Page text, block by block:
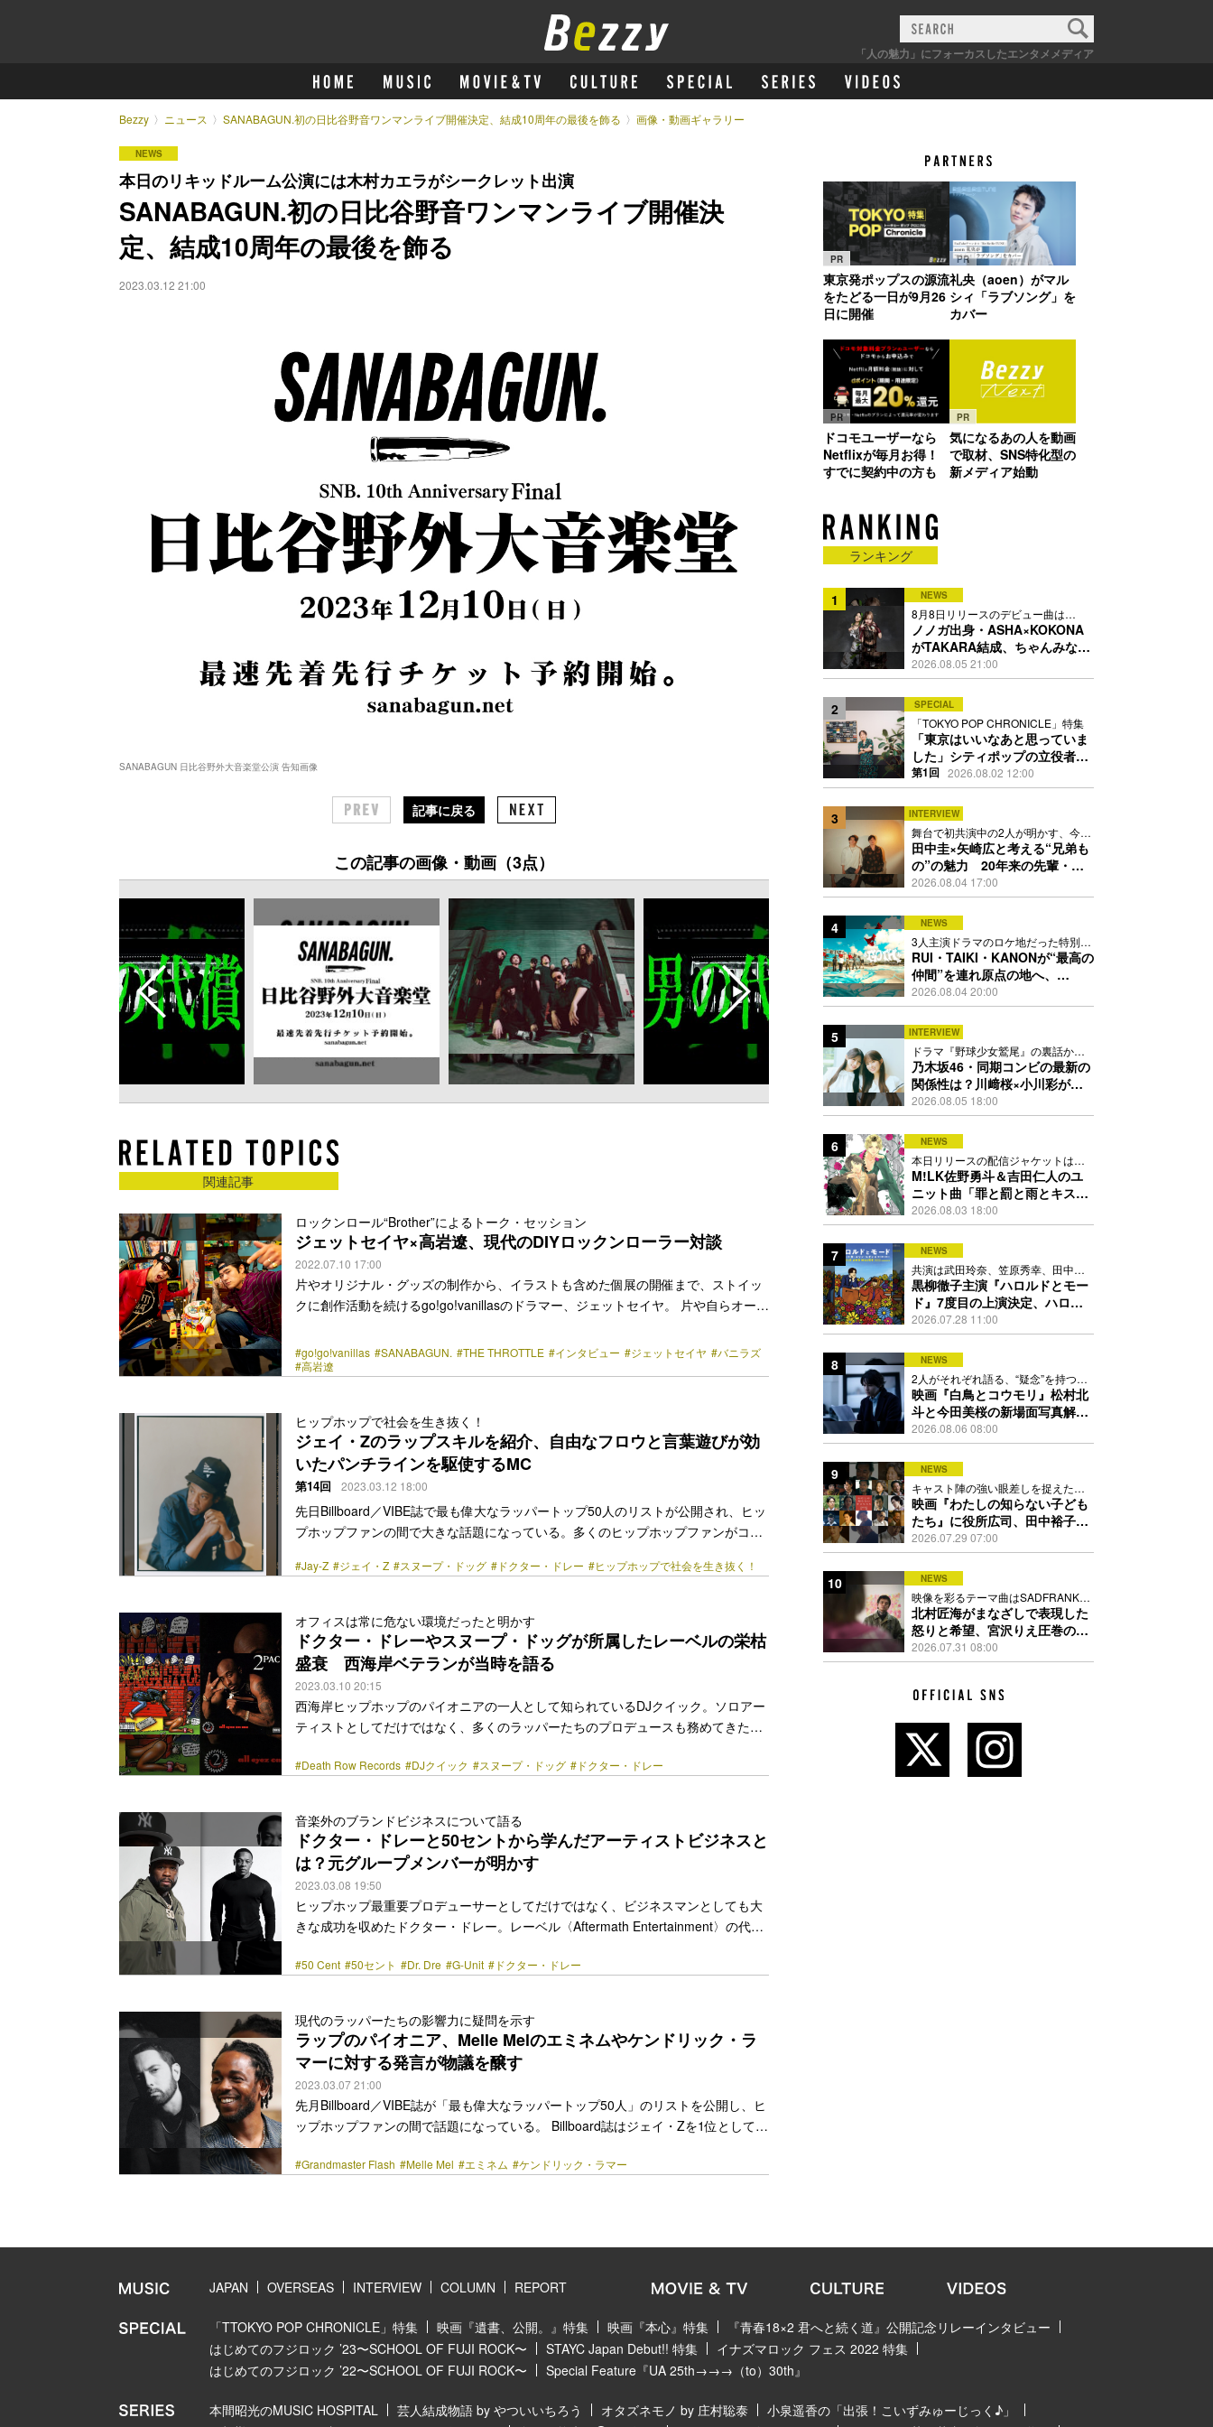
「人の魅力」にフォーカスしたエンタメメディア
Bezzy ニュース SANABAGUN.初の日比谷野音ワンマンライブ開催決定、結成10周年の最後を飾る 画像・動画ギャラリー
NEWS
本日のリキッドルーム公演には木村カエラがシークレット出演
SANABAGUN.初の日比谷野音ワンマンライブ開催決
定、結成10周年の最後を飾る
2023.03.12 21:00
SANABAGUN 日比谷野外大音楽堂公演 告知画像
記事に戻る
この記事の画像・動画（3点）
関連記事
ロックンロール“Brother”によるトーク・セッション
ジェットセイヤ×高岩遼、現代のDIYロックンローラー対談
2022.07.10 17:00
片やオリジナル・グッズの制作から、イラストも含めた個展の開催まで、ストイッ
クに創作活動を続けるgo!go!vanillasのドラマー、ジェットセイヤ。 片や自らオーナ
junk store Brother”（通称Brother）で自作の改造おもちゃを販売するTHE
THROTTLE、SANABAGUN.のフロントマン、ジャズマンでエンターテイナーの高
ちろんセッションの舞… <a class="more-link"
href="https://bezzy.jp/2022/07/3084/"></a>
#go!go!vanillas #SANABAGUN. #THE THROTTLE #インタビュー #ジェットセイヤ #バニラズ
#高岩遼
ヒップホップで社会を生き抜く！
ジェイ・Zのラップスキルを紹介、自由なフロウと言葉遊びが効
いたパンチラインを駆使するMC
第14回 2023.03.12 18:00
先日Billboard／VIBE誌で最も偉大なラッパートップ50人のリストが公開され、ヒッ
プホップファンの間で大きな話題になっている。多くのヒップホップファンがコメ
誌が最も偉大なラッパー1位に選んだのはジェイ・Z。彼のラッパー、そしてビジネ
アルバムが全米1位を獲得、デビュー前から〈Roc-A-Fella Records〉を立ち上げ、
24のグラミー受賞、老舗ヒップホップレーベル〈Def Jam Recordings〉の代表を務
め、リア… <a class="more-link" href="https://bezzy.jp/2023/03/19612/"></a>
#Jay-Z #ジェイ・Z #スヌープ・ドッグ #ドクター・ドレー #ヒップホップで社会を生き抜く！
オフィスは常に危ない環境だったと明かす
ドクター・ドレーやスヌープ・ドッグが所属したレーベルの栄枯
盛衰 西海岸ベテランが当時を語る
2023.03.10 20:15
西海岸ヒップホップのパイオニアの一人として知られているDJクイック。ソロアー
ティストとしてだけではなく、多くのラッパーたちのプロデュースも務めてきたベ
「All The Smoke」の最新回で語った。 ドクター・ドレーの『The Chronic』や、ス
有名なレーベルについて、DJクイックは以下のように語っている。 「たまにクール
なときも… <a class="more-link" href="https://bezzy.jp/2023/03/21151/"></a>
#Death Row Records #DJクイック #スヌープ・ドッグ #ドクター・ドレー
音楽外のブランドビジネスについて語る
ドクター・ドレーと50セントから学んだアーティストビジネスと
は？元グループメンバーが明かす
2023.03.08 19:50
ヒップホップ最重要プロデューサーとしてだけではなく、ビジネスマンとしても大
きな成功を収めたドクター・ドレー。レーベル〈Aftermath Entertainment〉の代表
ディオ機器ブランドBeats Electronicsは、2014年にAppleによって30億ドルで買収
ビューに出演したトニー・イェイヨは、ドクター・ドレーと50セントから学… <a
class="more-link" href="https://bezzy.jp/2023/03/20910/"></a>
#50 Cent #50セント #Dr. Dre #G-Unit #ドクター・ドレー
現代のラッパーたちの影響力に疑問を示す
ラップのパイオニア、Melle Melのエミネムやケンドリック・ラ
マーに対する発言が物議を醸す
2023.03.07 21:00
先月Billboard／VIBE誌が「最も偉大なラッパートップ50人」のリストを公開し、ヒ
ップホップファンの間で話題になっている。 Billboard誌はジェイ・Zを1位として選
ク・ラマー、3位には過去にはジェイ・Zとビーフしていた天才リリシストのナズが
ーとし… <a class="more-link" href="https://bezzy.jp/2023/03/20842/"></a>
#Grandmaster Flash #Melle Mel #エミネム #ケンドリック・ラマー
PR
東京発ポップスの源流
をたどる一日が9月26
日に開催
PR
礼央（aoen）がマル
シィ「ラブソング」を
カバー
PR
ドコモユーザーなら
Netflixが毎月お得！
すでに契約中の方も
PR
気になるあの人を動画
で取材、SNS特化型の
新メディア始動
ランキング
1 NEWS
8月8日リリースのデビュー曲は
「Time is money」
ノノガ出身・ASHA×KOKONA
がTAKARA結成、ちゃんみな主
宰レーベル第2弾アーティスト
に
2026.08.05 21:00
2 SPECIAL
「TOKYO POP CHRONICLE」特集
「東京はいいなあと思っていま
した」シティポップの立役者・
伊藤銀次の名曲回想録
第1回 2026.08.02 12:00
3 INTERVIEW
舞台で初共演中の2人が明かす、今の
自分をつくる恩人の存在
田中圭×矢崎広と考える“兄弟も
の”の魅力 20年来の先輩・後
輩が初めて見つけた互いの共通
点とは
2026.08.04 17:00
4 NEWS
3人主演ドラマのロケ地だった特別な
場所で撮影を敢行
RUI・TAIKI・KANONが“最高の
仲間”を連れ原点の地へ、
STARGLOW「GOTH」ダンス
映像公開
2026.08.04 20:00
5 INTERVIEW
ドラマ『野球少女鷲尾』の裏話から
隠れた素顔にたっぷり迫る
乃木坂46・同期コンビの最新の
関係性は？川﨑桜×小川彩が明
かす互いの推しポイント
2026.08.05 18:00
6 NEWS
本日リリースの配信ジャケットは
PEACH-PITが描き下ろし
M!LK佐野勇斗＆吉田仁人のユ
ニット曲「罪と罰と雨とキス」
MV公開、2人が霧雨と共に舞い
踊る
2026.08.03 18:00
7 NEWS
共演は武田玲奈、笠原秀幸、田中要
次、井川遥
黒柳徹子主演『ハロルドとモー
ド』7度目の上演決定、ハロル
ド役はKEY TO LIT岩﨑大昇
2026.07.28 11:00
8 NEWS
2人がそれぞれ語る、“疑念”を持つこ
との苦しさとは
映画『白鳥とコウモリ』松村北
斗と今田美桜の新場面写真解
禁、事件前後で一変する表情捉
えた全4点
2026.08.06 08:00
9 NEWS
キャスト陣の強い眼差しを捉えたポ
スター、本予告も解禁
映画『わたしの知らない子ども
たち』に役所広司、田中裕子、
岡田准一、吉田羊、坂東龍汰ら
13人
2026.07.29 07:00
10 NEWS
映像を彩るテーマ曲はSADFRANKが
歌う「愛の讃歌」カバー
北村匠海がまなざしで表現した
怒りと希望、宮沢りえ圧巻の演
技が光る『しびれ』90秒予告解
禁
2026.07.31 08:00
JAPAN OVERSEAS INTERVIEW COLUMN REPORT
「TTOKYO POP CHRONICLE」特集 映画『遺書、公開。』特集 映画『本心』特集
『青春18×2 君へと続く道』公開記念リレーインタビュー
はじめてのフジロック ’23〜SCHOOL OF FUJI ROCK〜
STAYC Japan Debut!! 特集
イナズマロック フェス 2022 特集
はじめてのフジロック ’22〜SCHOOL OF FUJI ROCK〜
Special Feature『UA 25th→→→（to）30th』
本間昭光のMUSIC HOSPITAL 芸人結成物語 by やついいちろう オタズネモノ by 庄村聡泰
小泉遥香の「出張！こいずみゅーじっく♪」